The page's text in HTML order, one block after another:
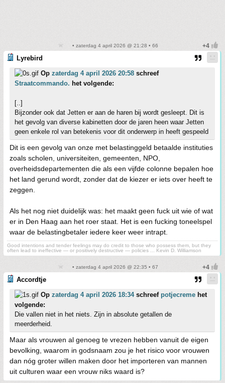
• zaterdag 4 april 2026 @ 21:28 • 66
Lyrebird
Op zaterdag 4 april 2026 20:58 schreef
Straatcommando. het volgende:
[..]
Bijzonder ook dat Jetten er aan de haren bij wordt gesleept. Dit is
het gevolg van diverse kabinetten door de jaren heen waar Jetten
geen enkele rol van betekenis voor dit onderwerp in heeft gespeeld
Dit is een gevolg van onze met belastinggeld betaalde instituties
zoals scholen, universiteiten, gemeenten, NPO,
overheidsdepartementen die als een vijfde colonne bepalen hoe
het land gerund wordt, zonder dat de kiezer er iets over heeft te
zeggen.
Als het nog niet duidelijk was: het maakt geen fuck uit wie of wat
er in Den Haag aan het roer staat. Het is een fucking toneelspel
waar de belastingbetaler iedere keer weer intrapt.
Good intentions and tender feelings may do credit to those who possess them, but they
often lead to ineffective — or positively destructive — policies ... Kevin D. Williamson
• zaterdag 4 april 2026 @ 22:35 • 67
Accordtje
Op zaterdag 4 april 2026 18:34schreef potjecreme het
volgende:
Die vallen niet in het niets. Zijn in absolute getallen de
meerderheid.
Maar als vrouwen al genoeg te vrezen hebben vanuit de eigen
bevolking, waarom in godsnaam zou je het risico voor vrouwen
dan nóg groter willen maken door het importeren van mannen
uit culturen waar een vrouw niks waard is?